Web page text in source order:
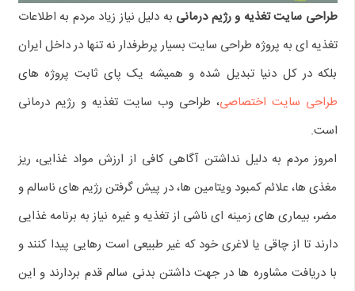
طراحی سایت تغذیه و رژیم درمانی به دلیل نیاز زیاد مردم به اطلاعات
تغذیه ای به پروژه طراحی سایت بسیار پرطرفدار نه تنها در داخل ایران
بلکه در کل دنیا تبدیل شده و همیشه یک پای ثابت پروژه های
طراحی سایت اختصاصی، طراحی وب سایت تغذیه و رژیم درمانی
است.
امروز مردم به دلیل نداشتن آگاهی کافی از ارزش مواد غذایی، ریز
مغذی ها، علائم کمبود ویتامین ها، در پیش گرفتن رژیم های ناسالم و
مضر، بیماری های زمینه ای ناشی از تغذیه و غیره نیاز به برنامه غذایی
دارند تا از چاقی یا لاغری خود که غیر طبیعی است رهایی پیدا کنند و
با دریافت مشاوره ها در جهت داشتن بدنی سالم قدم بردارند و این